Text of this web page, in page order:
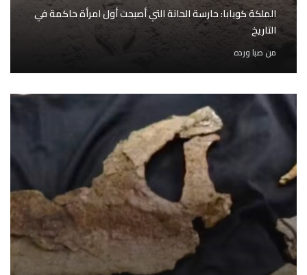
الملكة كوبابا: حارسة الحانة التي أصبحت أول امرأة حاكمة في
التاريخ
من صبا ورده